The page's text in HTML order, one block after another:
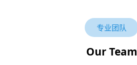
专业团队
Our Team